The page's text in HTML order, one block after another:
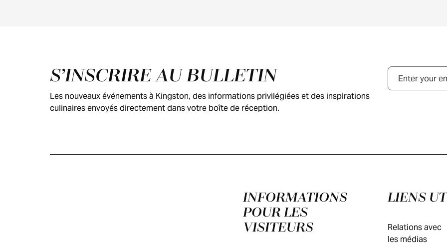
S’INSCRIRE AU BULLETIN
Les nouveaux événements à Kingston, des informations privilégiées et des inspirations
culinaires envoyés directement dans votre boîte de réception.
Courriel
INFORMATIONS
POUR LES
VISITEURS
LIENS
Relations avec
les médias